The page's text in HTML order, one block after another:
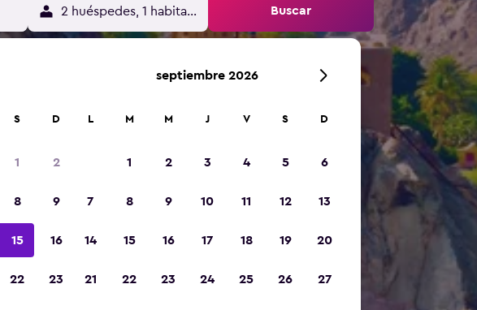
2 huéspedes, 1 habitación Buscar
S D
1 2
8 9
15 16
22 23
septiembre 2026
L M M J V S D
1 2 3 4 5 6
7 8 9 10 11 12 13
14 15 16 17 18 19 20
21 22 23 24 25 26 27